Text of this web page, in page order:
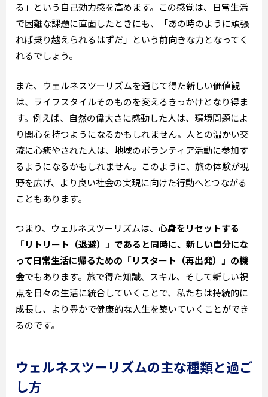
る」という自己効力感を高めます。この感覚は、日常生活
で困難な課題に直面したときにも、「あの時のように頑張
れば乗り越えられるはずだ」という前向きな力となってく
れるでしょう。
また、ウェルネスツーリズムを通じて得た新しい価値観
は、ライフスタイルそのものを変えるきっかけとなり得ま
す。例えば、自然の偉大さに感動した人は、環境問題によ
り関心を持つようになるかもしれません。人との温かい交
流に心癒やされた人は、地域のボランティア活動に参加す
るようになるかもしれません。このように、旅の体験が視
野を広げ、より良い社会の実現に向けた行動へとつながる
こともあります。
つまり、ウェルネスツーリズムは、 心身をリセットする
「リトリート（退避）」であると同時に、新しい自分にな
って日常生活に帰るための「リスタート（再出発）」の機
会でもあります。旅で得た知識、スキル、そして新しい視
点を日々の生活に統合していくことで、私たちは持続的に
成長し、より豊かで健康的な人生を築いていくことができ
るのです。
ウェルネスツーリズムの主な種類と過ご
し方